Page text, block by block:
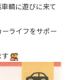
輌に遊びに来て
ライフをサポー